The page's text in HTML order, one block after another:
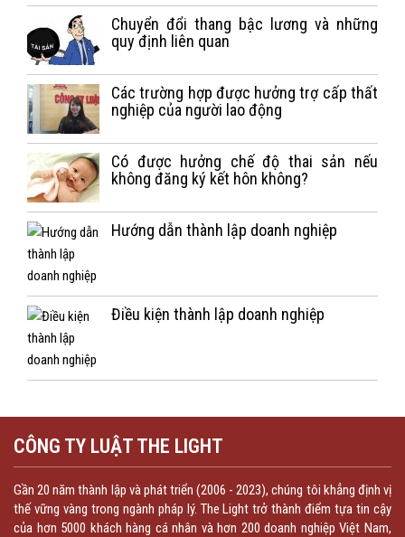
Chuyển đổi thang bậc lương và những
quy định liên quan
Các trường hợp được hưởng trợ cấp thất
nghiệp của người lao động
Có được hưởng chế độ thai sản nếu
không đăng ký kết hôn không?
Hướng dẫn thành lập doanh nghiệp
Điều kiện thành lập doanh nghiệp
CÔNG TY LUẬT THE LIGHT
Gần 20 năm thành lập và phát triển (2006 - 2023), chúng tôi khẳng định vị
thế vững vàng trong ngành pháp lý. The Light trở thành điểm tựa tin cậy
của hơn 5000 khách hàng cá nhân và hơn 200 doanh nghiệp Việt Nam,